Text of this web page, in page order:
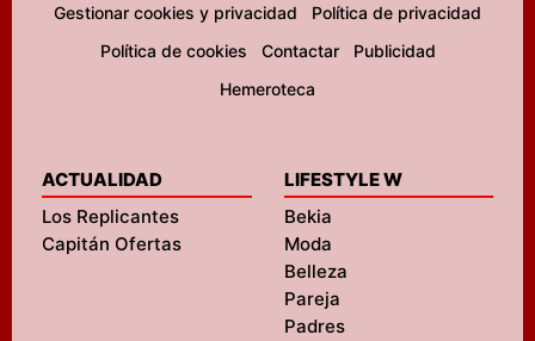
Gestionar cookies y privacidad
Política de privacidad
Política de cookies
Contactar
Publicidad
Hemeroteca
ACTUALIDAD
Los Replicantes
Capitán Ofertas
LIFESTYLE W
Bekia
Moda
Belleza
Pareja
Padres